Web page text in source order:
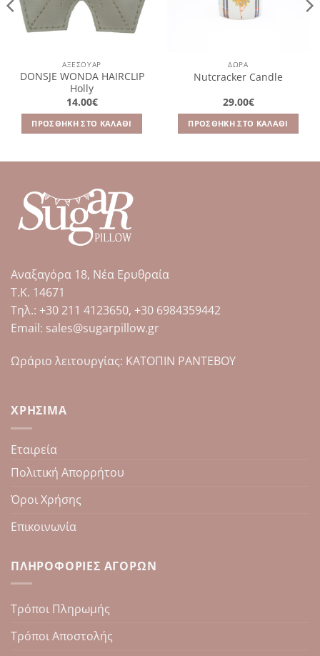
ΑΞΕΣΟΥΆΡ
DONSJE WONDA HAIRCLIP
Holly
14.00€
ΠΡΟΣΘΉΚΗ ΣΤΟ ΚΑΛΆΘΙ
ΔΩΡΑ
Nutcracker Candle
29.00€
ΠΡΟΣΘΉΚΗ ΣΤΟ ΚΑΛΆΘΙ
Αναξαγόρα 18, Νέα Ερυθραία
Τ.Κ. 14671
Tηλ.: +30 211 4123650, +30 6984359442
Email: sales@sugarpillow.gr
Ωράριο λειτουργίας: ΚΑΤΟΠΙΝ ΡΑΝΤΕΒΟΥ
ΧΡΉΣΙΜΑ
Εταιρεία
Πολιτική Απορρήτου
Όροι Χρήσης
Επικοινωνία
ΠΛΗΡΟΦΟΡΊΕΣ ΑΓΟΡΏΝ
Τρόποι Πληρωμής
Τρόποι Αποστολής